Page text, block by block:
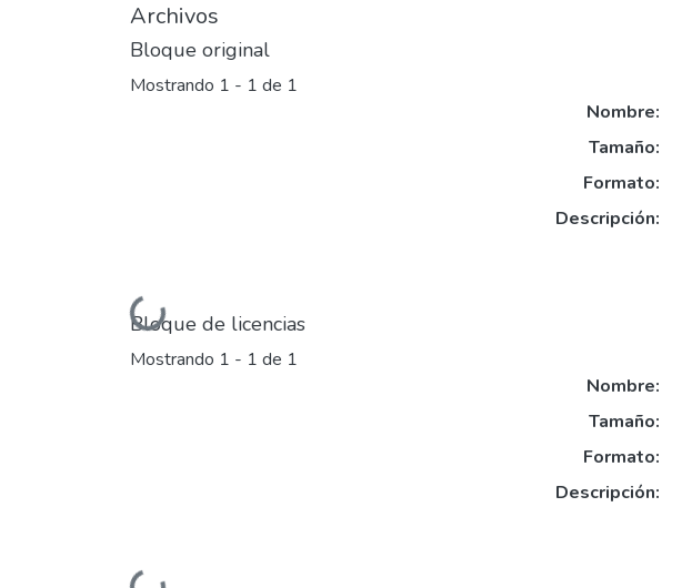
Archivos
Bloque original
Mostrando 1 - 1 de 1
Cargando...
Nombre:
Tamaño:
Formato:
Descripción:
Bloque de licencias
Mostrando 1 - 1 de 1
Cargando...
Nombre:
Tamaño:
Formato:
Descripción: